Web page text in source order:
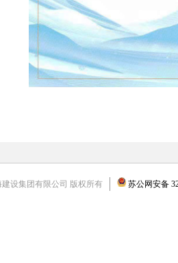
建设集团有限公司 版权所有 苏公网安备